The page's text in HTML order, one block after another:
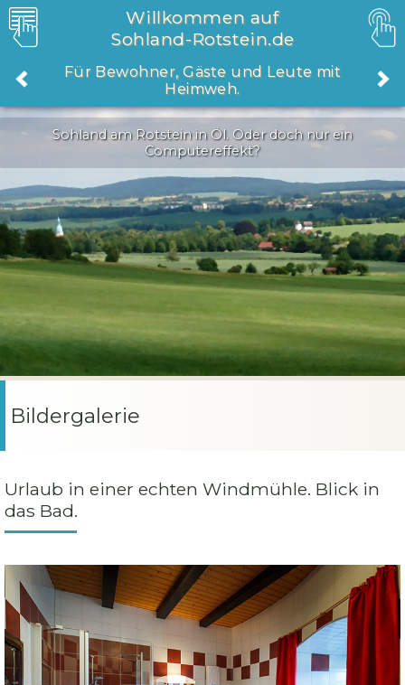
Willkommen auf
Sohland-Rotstein.de
Für Bewohner, Gäste und Leute mit
Heimweh.
Sohland am Rotstein in Öl. Oder doch nur ein
Computereffekt?
Bildergalerie
Urlaub in einer echten Windmühle. Blick in
das Bad.